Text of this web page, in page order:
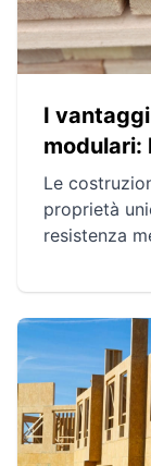
I
modulari:
Le
proprietà
resistenza
offrendo
metalliche.
legno
ecologiche,
sostenibile.